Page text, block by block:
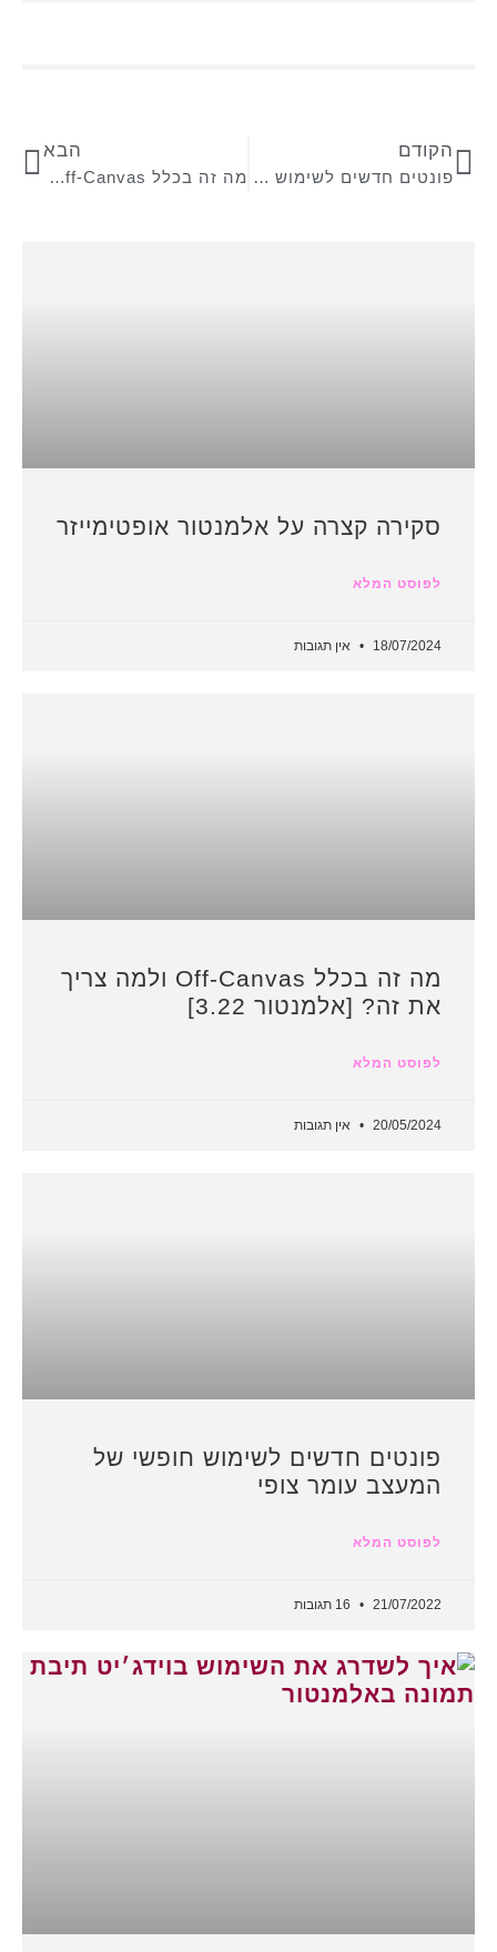
הקודם
פונטים חדשים לשימוש חופשי של המעצב עומר צופי
הבא
מה זה בכלל Off-Canvas ולמה צריך את זה? [אלמנטור 3.22]
סקירה קצרה על אלמנטור אופטימייזר
לפוסט המלא
18/07/2024 אין תגובות
מה זה בכלל Off-Canvas ולמה צריך
את זה? [אלמנטור 3.22]
לפוסט המלא
20/05/2024 אין תגובות
פונטים חדשים לשימוש חופשי של
המעצב עומר צופי
לפוסט המלא
21/07/2022